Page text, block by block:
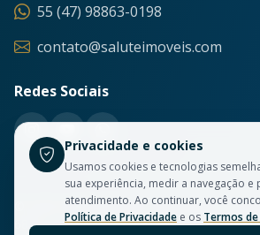
55 (47) 98863-0198
contato@saluteimoveis.com
Redes Sociais
© 2026 Salute Imóveis. Todos os direitos
6834
Privacidade e cookies
Usamos cookies e tecnologias
sua experiência, medir a navegação e
atendimento. Ao continuar, você
Política de Privacidade e os Termos de